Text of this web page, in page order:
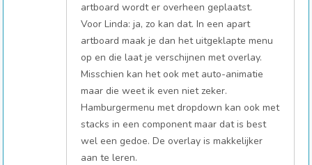
artboard wordt er overheen geplaatst.
Voor Linda: ja, zo kan dat. In een apart
artboard maak je dan het uitgeklapte menu
op en die laat je verschijnen met overlay.
Misschien kan het ook met auto-animatie
maar die weet ik even niet zeker.
Hamburgermenu met dropdown kan ook met
stacks in een component maar dat is best
wel een gedoe. De overlay is makkelijker
aan te leren.